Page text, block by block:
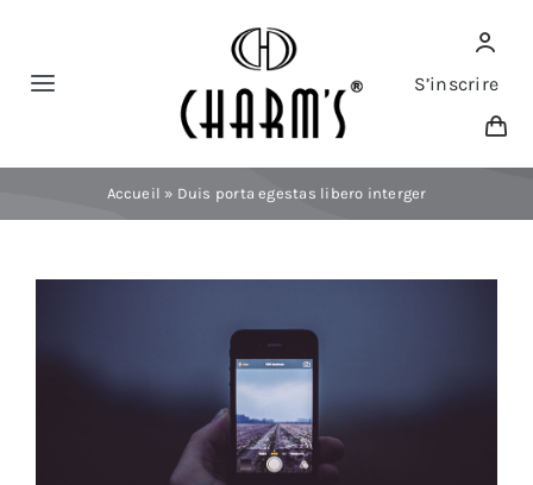
content
Toggle
Nouveautés
Vêtements
S’inscrire
Accueil » Duis porta egestas libero interger